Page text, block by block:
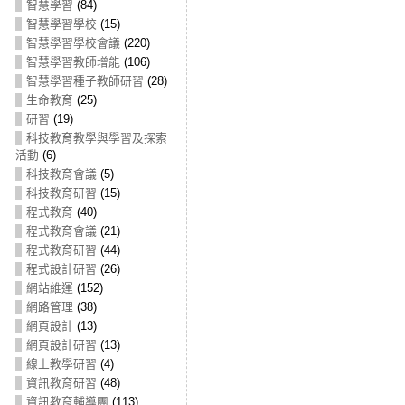
智慧學習 (84)
智慧學習學校 (15)
智慧學習學校會議 (220)
智慧學習教師增能(106)
智慧學習種子教師研習 (28)
生命教育 (25)
研習 (19)
科技教育教學與學習及探索
活動 (6)
科技教育會議 (5)
科技教育研習 (15)
程式教育 (40)
程式教育會議 (21)
程式教育研習 (44)
程式設計研習 (26)
網站維運 (152)
網路管理 (38)
網頁設計(13)
網頁設計研習 (13)
線上教學研習 (4)
資訊教育研習 (48)
資訊教育輔導團 (113)